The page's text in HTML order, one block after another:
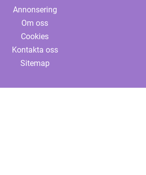
Annonsering
Om oss
Cookies
Kontakta oss
Sitemap